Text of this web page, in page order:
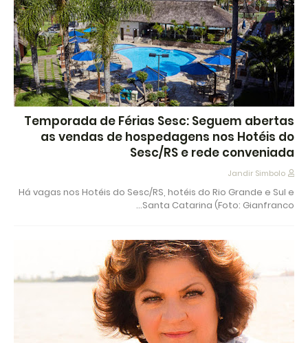
Temporada de Férias Sesc: Seguem abertas
as vendas de hospedagens nos Hotéis do
Sesc/RS e rede conveniada
Jandir Simbolo
Há vagas nos Hotéis do Sesc/RS, hotéis do Rio Grande e Sul e
Santa Catarina (Foto: Gianfranco…